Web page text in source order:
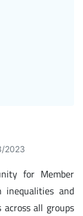
2023
for Member
and
all groups